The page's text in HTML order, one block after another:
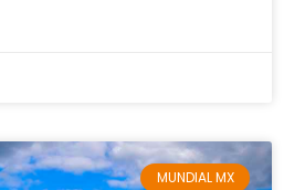
MUNDIAL MX